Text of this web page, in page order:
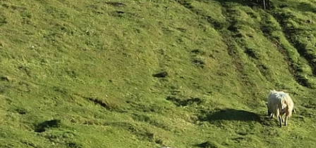
Tierschutz in der EU: Dänemark
bekommt Tierschutzministerium